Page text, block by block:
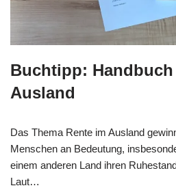
Buchtipp: Handbuch
Ausland
Das Thema Rente im Ausland
Menschen an Bedeutung,
einem anderen Land ihren
Laut…